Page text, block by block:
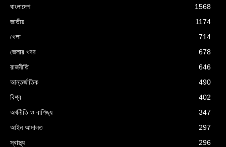
বাংলাদেশ
1568
জাতীয়
1174
খেলা
714
জেলার খবর
678
রাজনীতি
646
আন্তর্জাতিক
490
বিশ্ব
402
অর্থনীতি ও বাণিজ্য
347
আইন আদালত
297
স্বাস্থ্য
296